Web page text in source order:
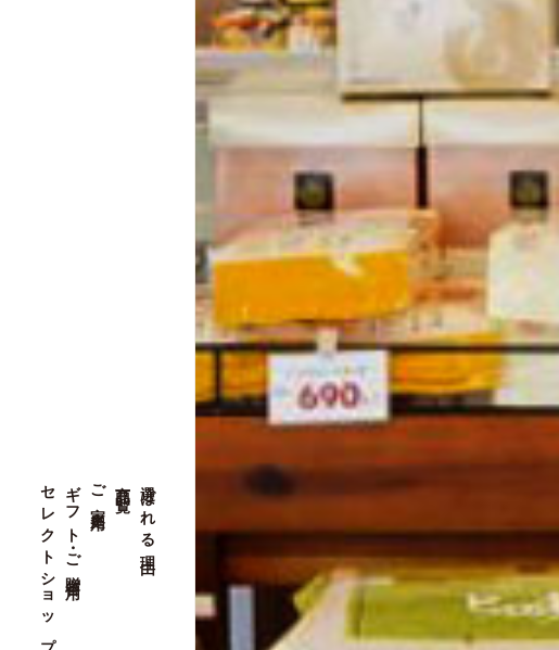
選ばれる理由
商品一覧
ご家庭用
ギフト・ご贈答用
セレクトショップ